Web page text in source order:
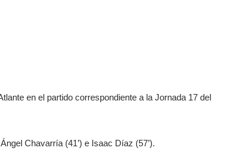
en el partido correspondiente a la Jornada 17 del
Chavarría (41’) e Isaac Díaz (57’).